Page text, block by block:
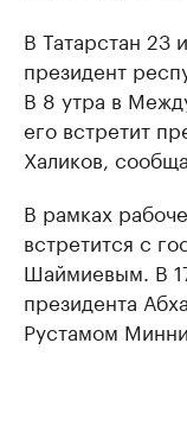
В Татарстан 23
президент
В 8 утра в
его встретит
Халиков,
В рамках
встретится с
Шаймиевым. В
президента
Рустамом